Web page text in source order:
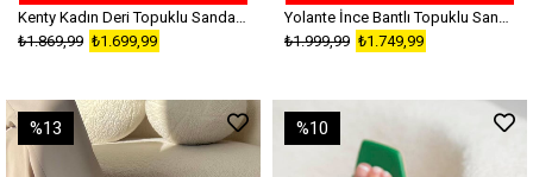
Kenty Kadın Deri Topuklu Sandalet Siyah
₺1.699,99
₺1.869,99
Yolante İnce Bantlı Topuklu Sandalet Kahverengi
₺1.749,99
₺1.999,99
%13 %10